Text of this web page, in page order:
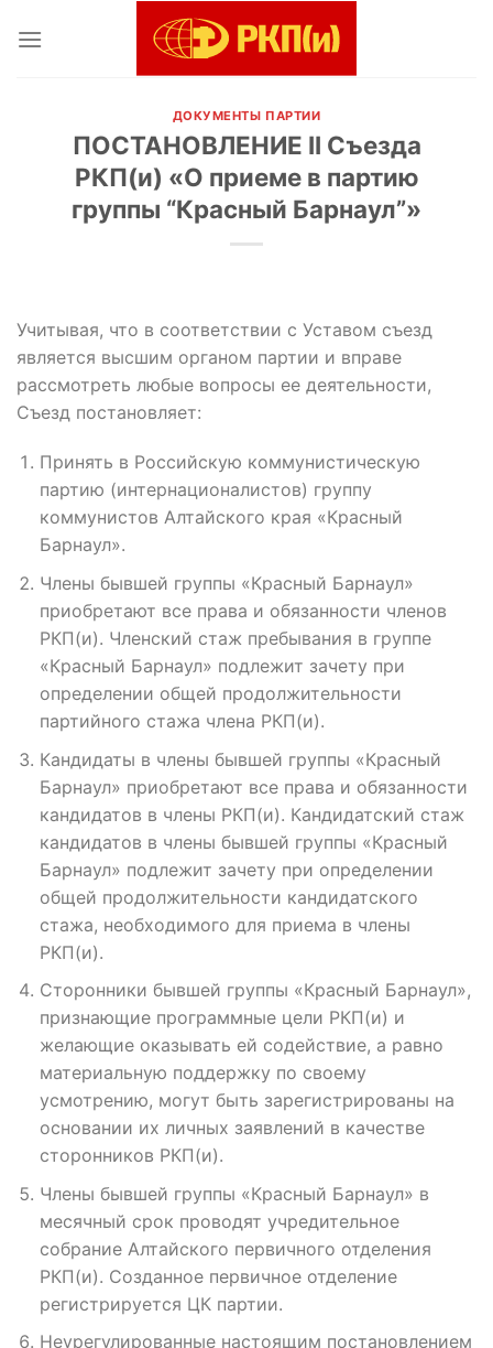
ДОКУМЕНТЫ ПАРТИИ
ПОСТАНОВЛЕНИЕ II Съезда
РКП(и) «О приеме в партию
группы “Красный Барнаул”»
Учитывая, что в соответствии с Уставом съезд
является высшим органом партии и вправе
рассмотреть любые вопросы ее деятельности,
Съезд постановляет:
Принять в Российскую коммунистическую
партию (интернационалистов) группу
коммунистов Алтайского края «Красный
Барнаул».
Члены бывшей группы «Красный Барнаул»
приобретают все права и обязанности членов
РКП(и). Членский стаж пребывания в группе
«Красный Барнаул» подлежит зачету при
определении общей продолжительности
партийного стажа члена РКП(и).
Кандидаты в члены бывшей группы «Красный
Барнаул» приобретают все права и обязанности
кандидатов в члены РКП(и). Кандидатский стаж
кандидатов в члены бывшей группы «Красный
Барнаул» подлежит зачету при определении
общей продолжительности кандидатского
стажа, необходимого для приема в члены
РКП(и).
Сторонники бывшей группы «Красный Барнаул»,
признающие программные цели РКП(и) и
желающие оказывать ей содействие, а равно
материальную поддержку по своему
усмотрению, могут быть зарегистрированы на
основании их личных заявлений в качестве
сторонников РКП(и).
Члены бывшей группы «Красный Барнаул» в
месячный срок проводят учредительное
собрание Алтайского первичного отделения
РКП(и). Созданное первичное отделение
регистрируется ЦК партии.
Неурегулированные настоящим постановлением